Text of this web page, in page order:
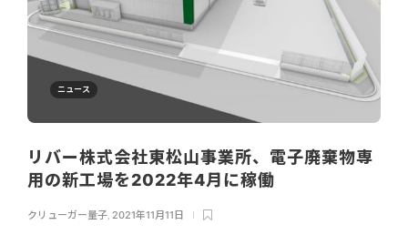
ニュース
リバー株式会社東松山事業所、電子廃棄物専
用の新工場を2022年4月に稼働
クリューガー量子 2021年11月11日